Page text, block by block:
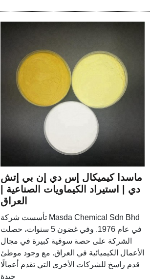
ماسدا كيميكال إس دي إن بي إتش
دي | استيراد الكيماويات الصناعية |
العراق
تأسست شركة Masda Chemical Sdn Bhd
في عام 1976. وفي غضون 5 سنوات، حصلت
الشركة على حصة سوقية كبيرة في مجال
الأعمال الكيميائية في العراق. مع وجود موطئ
قدم راسخ للشركات الأخرى التي تقدم أعمالًا
جيدة